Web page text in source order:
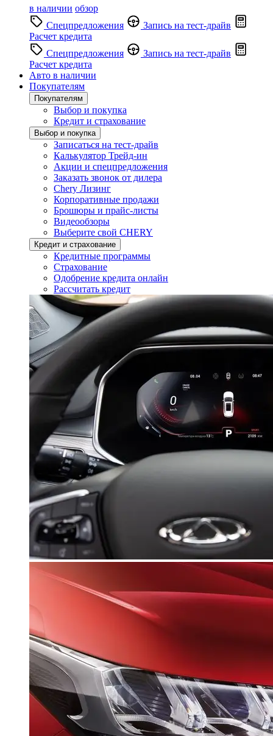
в наличии обзор
Спецпредложения
Запись на тест-драйв
Расчет кредита
Спецпредложения
Запись на тест-драйв
Расчет кредита
Авто в наличии
Покупателям
Покупателям
Выбор и покупка
Кредит и страхование
Выбор и покупка
Записаться на тест-драйв
Калькулятор Трейд-ин
Акции и спецпредложения
Заказать звонок от дилера
Chery Лизинг
Корпоративные продажи
Брошюры и прайс-листы
Видеообзоры
Выберите свой CHERY
Кредит и страхование
Кредитные программы
Страхование
Одобрение кредита онлайн
Рассчитать кредит